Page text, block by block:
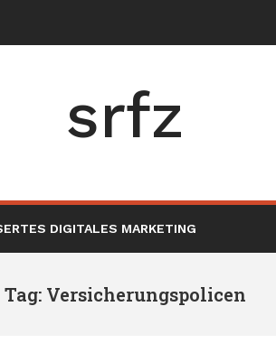
srfz
DIGITALES MARKETING
Tag: Versicherungspolicen